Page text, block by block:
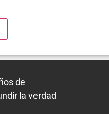
de
la verdad